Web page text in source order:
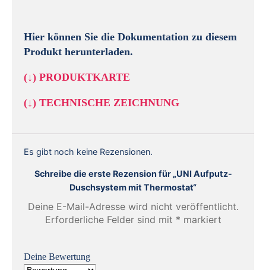
Hier können Sie die Dokumentation zu diesem
Produkt herunterladen.
(↓) PRODUKTKARTE
(↓) TECHNISCHE ZEICHNUNG
Es gibt noch keine Rezensionen.
Schreibe die erste Rezension für „UNI Aufputz-
Duschsystem mit Thermostat“
Deine E-Mail-Adresse wird nicht veröffentlicht.
Erforderliche Felder sind mit * markiert
Deine Bewertung